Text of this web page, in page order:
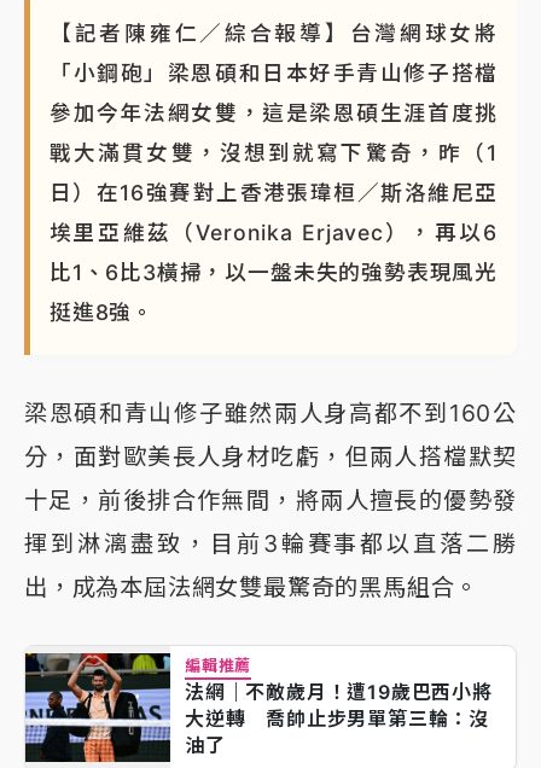
【記者陳雍仁／綜合報導】台灣網球女將
「小鋼砲」梁恩碩和日本好手青山修子搭檔
參加今年法網女雙，這是梁恩碩生涯首度挑
戰大滿貫女雙，沒想到就寫下驚奇，昨（1
日）在16強賽對上香港張瑋桓／斯洛維尼亞
埃里亞維茲（Veronika Erjavec），再以6
比1、6比3橫掃，以一盤未失的強勢表現風光
挺進8強。
梁恩碩和青山修子雖然兩人身高都不到160公
分，面對歐美長人身材吃虧，但兩人搭檔默契
十足，前後排合作無間，將兩人擅長的優勢發
揮到淋漓盡致，目前3輪賽事都以直落二勝
出，成為本屆法網女雙最驚奇的黑馬組合。
編輯推薦
法網｜不敵歲月！遭19歲巴西小將
大逆轉 喬帥止步男單第三輪：沒
油了